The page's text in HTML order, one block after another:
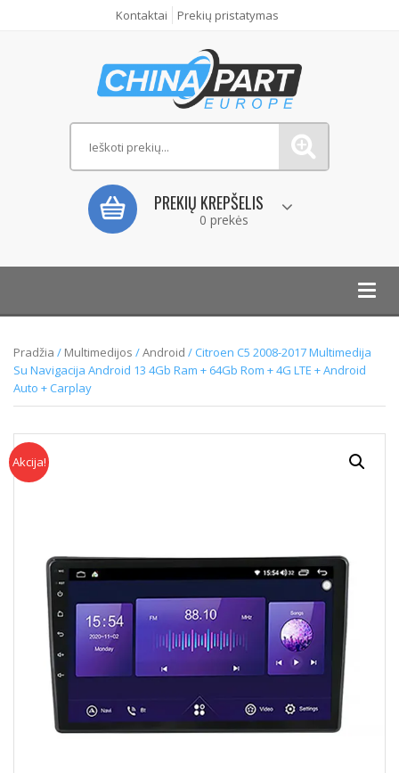
Kontaktai Prekių pristatymas
PREKIŲ KREPŠELIS
0 prekės
Pradžia / Multimedijos /Android / Citroen C5 2008-2017 Multimedija
Su Navigacija Android 13 4Gb Ram + 64Gb Rom + 4G LTE + Android
Auto + Carplay
Akcija!